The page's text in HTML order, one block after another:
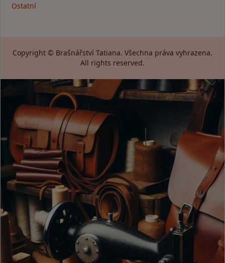
Ostatní
Copyright © Brašnářství Tatiana. Všechna práva vyhrazena.
All rights reserved.